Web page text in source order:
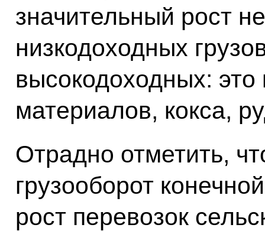
значительный рост
низкодоходных
высокодоходных: это
материалов, кокса,
Отрадно отметить,
грузооборот
рост перевозок